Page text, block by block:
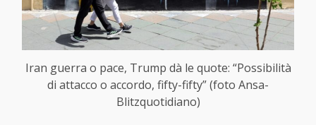
Iran guerra o pace, Trump dà le quote: “Possibilità
di attacco o accordo, fifty-fifty” (foto Ansa-
Blitzquotidiano)